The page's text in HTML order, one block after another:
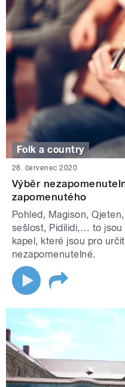
Folk a country
28. červenec 2020
Výběr
zapomenutého
Pohled, Magison,
sešlost, Pidilidi,… to jsou
kapel, které jsou pro
nezapomenutelné.